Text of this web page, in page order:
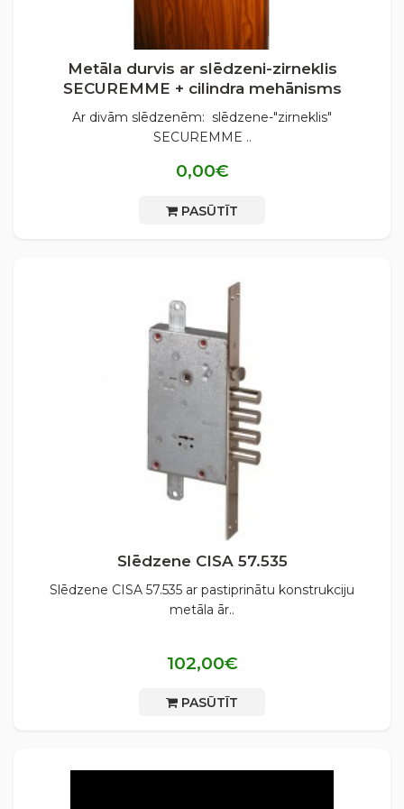
Metāla durvis ar slēdzeni-zirneklis
SECUREMME + cilindra mehānisms
Ar divām slēdzenēm: slēdzene-"zirneklis"
SECUREMME ..
0,00€
PASŪTĪT
Slēdzene CISA 57.535
Slēdzene CISA 57.535 ar pastiprinātu konstrukciju
metāla ār..
102,00€
PASŪTĪT